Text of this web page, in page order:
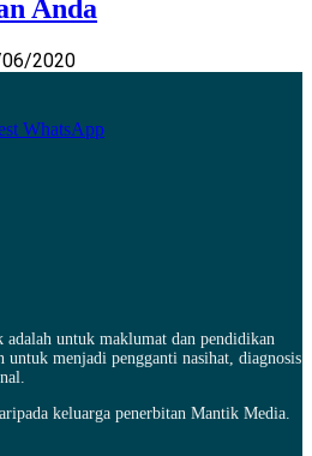
Anda
2020
WhatsApp
untuk maklumat dan pendidikan
menjadi pengganti nasihat, diagnosis
keluarga penerbitan Mantik Media.